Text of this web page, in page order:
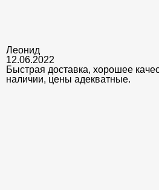
Леонид
12.06.2022
Быстрая доставка, хорошее
наличии, цены адекватные.